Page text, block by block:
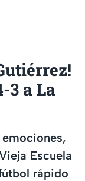
3 a La
Escuela
rápido